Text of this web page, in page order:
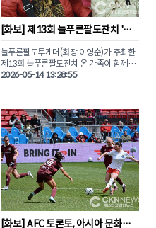
도전과 성취 그리고 따뜻한 연대의 감동이
교차했던 그날의 생생한 장면들을 독자들
에게 화보로 전해본다.
[화보] 제13회 늘푸른팔도잔치 '어
버이날 행사' 성황리 개최
늘푸른팔도투게더(회장 이영순)가 주최한
제13회 늘푸른팔도잔치 온 가족이 함께하
는 ‘어버이날 행사’가 지난 9일(토) 오후 5
마무리됐다.
이날 행사에는 지역 한인 어르신과 내외빈,
공연진을 포함해 약 200여 명이 참석했으
며 도윤주 씨의 사회로 진행됐다.
1부와 2부로 나뉘어 다채로운 프로그램과
기념식 행사가 진행됐다. CKN뉴스와 함께
이날 현장의 뜨거운 분위기를 만나보자.
2026-05-14 13:28:55
[화보] AFC 토론토, 아시아 문화유